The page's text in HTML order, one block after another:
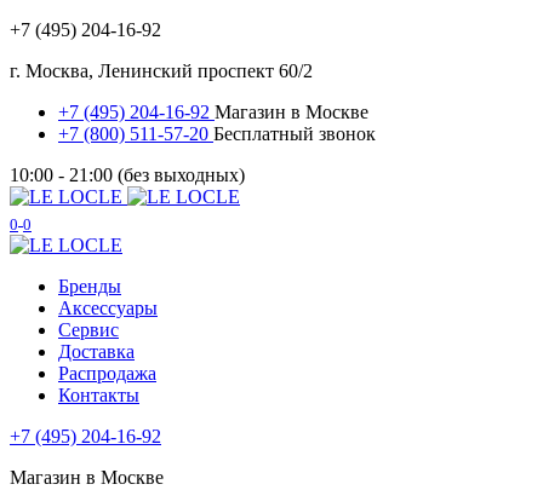
+7 (495) 204-16-92
г. Москва, Ленинский проспект 60/2
+7 (495) 204-16-92 Магазин в Москве
+7 (800) 511-57-20 Бесплатный звонок
10:00 - 21:00 (без выходных)
0 0
Бренды
Аксессуары
Сервис
Доставка
Распродажа
Контакты
+7 (495) 204-16-92
Магазин в Москве